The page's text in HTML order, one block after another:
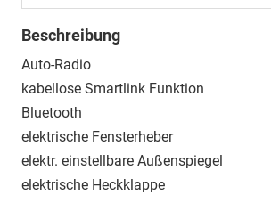
Beschreibung
Auto-Radio
kabellose Smartlink Funktion
Bluetooth
elektrische Fensterheber
elektr. einstellbare Außenspiegel
elektrische Heckklappe